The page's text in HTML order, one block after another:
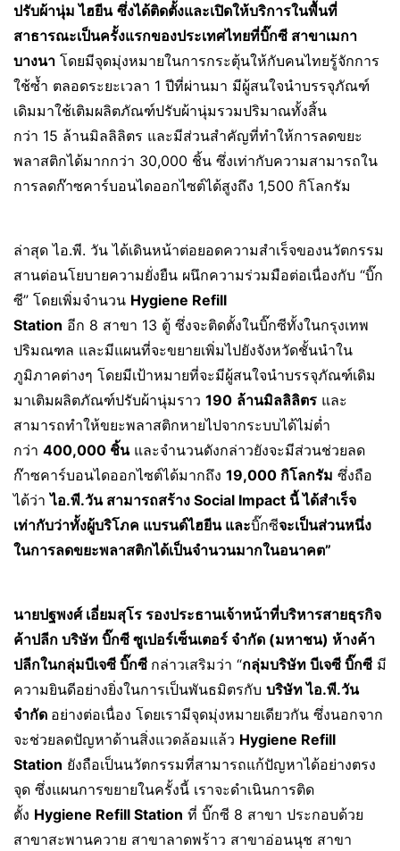
ปรับผ้านุ่ม ไฮยีน ซึ่งได้ติดตั้งและเปิดให้บริการในพื้นที่
สาธารณะเป็นครั้งแรกของประเทศไทยที่บิ๊กซี สาขาเมกา
บางนา โดยมีจุดมุ่งหมายในการกระตุ้นให้กับคนไทยรู้จักการ
ใช้ซ้ำ ตลอดระยะเวลา 1 ปีที่ผ่านมา มีผู้สนใจนำบรรจุภัณฑ์
เดิมมาใช้เติมผลิตภัณฑ์ปรับผ้านุ่มรวมปริมาณทั้งสิ้น
กว่า 15 ล้านมิลลิลิตร และมีส่วนสำคัญที่ทำให้การลดขยะ
พลาสติกได้มากกว่า 30,000 ชิ้น ซึ่งเท่ากับความสามารถใน
การลดก๊าซคาร์บอนไดออกไซต์ได้สูงถึง 1,500 กิโลกรัม
ล่าสุด ไอ.พี. วัน ได้เดินหน้าต่อยอดความสำเร็จของนวัตกรรม
สานต่อนโยบายความยั่งยืน ผนึกความร่วมมือต่อเนื่องกับ “บิ๊ก
ซี” โดยเพิ่มจำนวน Hygiene Refill
Station อีก 8 สาขา 13 ตู้ ซึ่งจะติดตั้งในบิ๊กซีทั้งในกรุงเทพ
ปริมณฑล และมีแผนที่จะขยายเพิ่มไปยังจังหวัดชั้นนำใน
ภูมิภาคต่างๆ โดยมีเป้าหมายที่จะมีผู้สนใจนำบรรจุภัณฑ์เดิม
มาเติมผลิตภัณฑ์ปรับผ้านุ่มราว 190 ล้านมิลลิลิตร และ
สามารถทำให้ขยะพลาสติกหายไปจากระบบได้ไม่ต่ำ
กว่า 400,000 ชิ้นและจำนวนดังกล่าวยังจะมีส่วนช่วยลด
ก๊าซคาร์บอนไดออกไซต์ได้มากถึง 19,000 กิโลกรัม ซึ่งถือ
ได้ว่าไอ.พี.วัน สามารถสร้าง Social Impact นี้ ได้สำเร็จ
เท่ากับว่าทั้งผู้บริโภค แบรนด์ไฮยีน และบิ๊กซีจะเป็นส่วนหนึ่ง
ในการลดขยะพลาสติกได้เป็นจำนวนมากในอนาคต”
นายปฐพงศ์ เอี่ยมสุโร รองประธานเจ้าหน้าที่บริหารสายธุรกิจ
ค้าปลีก บริษัท บิ๊กซี ซูเปอร์เซ็นเตอร์ จำกัด (มหาชน) ห้างค้า
ปลีกในกลุ่มบีเจซี บิ๊กซี กล่าวเสริมว่า “กลุ่มบริษัท บีเจซี บิ๊กซี มี
ความยินดีอย่างยิ่งในการเป็นพันธมิตรกับ บริษัท ไอ.พี.วัน
จำกัด อย่างต่อเนื่อง โดยเรามีจุดมุ่งหมายเดียวกัน ซึ่งนอกจาก
จะช่วยลดปัญหาด้านสิ่งแวดล้อมแล้ว Hygiene Refill
Station ยังถือเป็นนวัตกรรมที่สามารถแก้ปัญหาได้อย่างตรง
จุด ซึ่งแผนการขยายในครั้งนี้ เราจะดำเนินการติด
ตั้ง Hygiene Refill Station ที่ บิ๊กซี 8 สาขา ประกอบด้วย
สาขาสะพานควาย สาขาลาดพร้าว สาขาอ่อนนุช สาขา